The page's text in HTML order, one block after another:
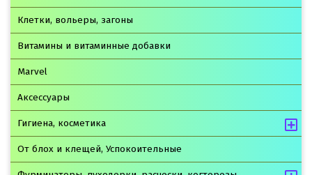
Клетки, вольеры, загоны
Витамины и витаминные добавки
Marvel
Аксессуары
Гигиена, косметика
От блох и клещей, Успокоительные